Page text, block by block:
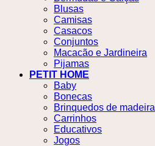
Blusas
Camisas
Casacos
Conjuntos
Macacão e Jardineira
Pijamas
PETIT HOME
Baby
Bonecas
Brinquedos de madeira
Carrinhos
Educativos
Jogos